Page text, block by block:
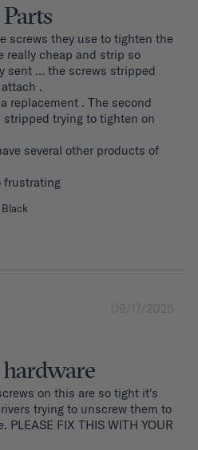
screws they use to tighten the
really cheap and strip so
sent … the screws stripped
.
replacement . The second
trying to tighten on
several other products of
frustrating
09/17/2025
on this are so tight it's
trying to unscrew them to
FIX THIS WITH YOUR